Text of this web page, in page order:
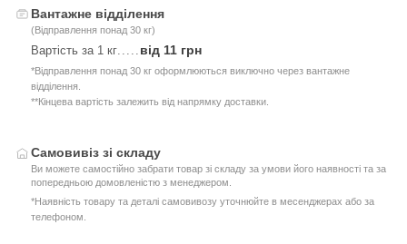
Вантажне відділення
(Відправлення понад 30 кг)
Вартість за 1 кг..... від 11 грн
*Відправлення понад 30 кг оформлюються виключно через вантажне
відділення.
**Кінцева вартість залежить від напрямку доставки.
Самовивіз зі складу
Ви можете самостійно забрати товар зі складу за умови його наявності та за
попередньою домовленістю з менеджером.
*Наявність товару та деталі самовивозу уточнюйте в месенджерах або за
телефоном.